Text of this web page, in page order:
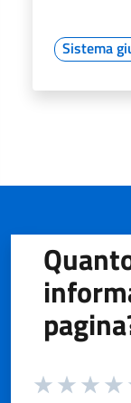
Sistema
Valuta da 1 a 5